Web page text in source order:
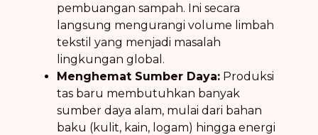
pembuangan sampah. Ini secara
langsung mengurangi volume limbah
tekstil yang menjadi masalah
lingkungan global.
Menghemat Sumber Daya: Produksi
tas baru membutuhkan banyak
sumber daya alam, mulai dari bahan
baku (kulit, kain, logam) hingga energi